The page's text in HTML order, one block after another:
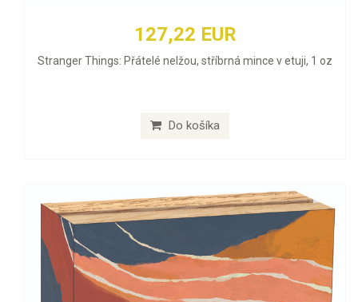
127,22 EUR
Stranger Things: Přátelé nelžou, stříbrná mince v etuji, 1 oz
Do košíka